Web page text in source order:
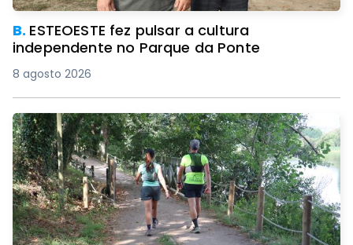
B. ESTEOESTE fez pulsar a cultura
independente no Parque da Ponte
8 agosto 2026